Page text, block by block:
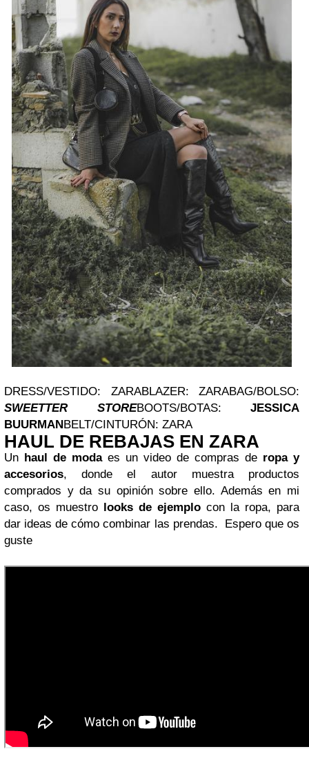
DRESS/VESTIDO: ZARABLAZER: ZARABAG/BOLSO:
SWEETTER STOREBOOTS/BOTAS: JESSICA
BUURMANBELT/CINTURÓN: ZARA
HAUL DE REBAJAS EN ZARA
Un haul de modaes un video de compras de ropa y
accesorios, donde el autor muestra productos
comprados y da su opinión sobre ello. Además en mi
caso, os muestro looks de ejemplo con la ropa, para
dar ideas de cómo combinar las prendas. Espero que os
guste